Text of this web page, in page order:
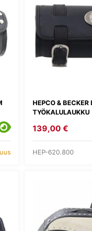
HEPCO & BECKER
TYÖKALULAUKKU
139,00 €
HEP-620.800